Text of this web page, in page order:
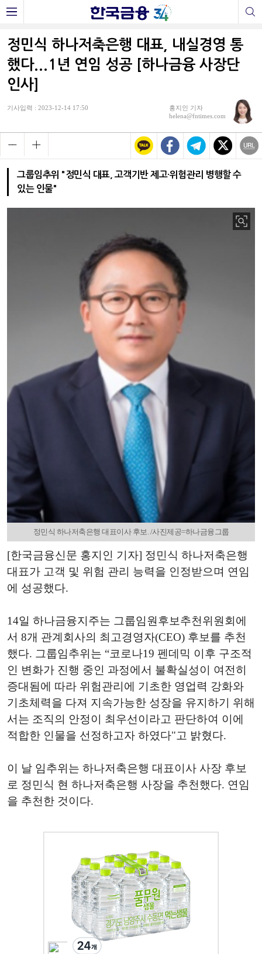
정민식 하나저축은행 대표, 내실경영 통
했다...1년 연임 성공 [하나금융 사장단
인사]
기사입력 : 2023-12-14 17:50
홍지인 기자
helena@fntimes.com
그룹임추위 "정민식 대표, 고객기반 제고·위험관리 병행할 수
있는 인물"
정민식 하나저축은행 대표이사 후보. /사진제공=하나금융그룹
[한국금융신문 홍지인 기자] 정민식 하나저축은행
대표가 고객 및 위험 관리 능력을 인정받으며 연임
에 성공했다.
14일 하나금융지주는 그룹임원후보추천위원회에
서 8개 관계회사의 최고경영자(CEO) 후보를 추천
했다. 그룹임추위는 “코로나19 펜데믹 이후 구조적
인 변화가 진행 중인 과정에서 불확실성이 여전히
증대됨에 따라 위험관리에 기초한 영업력 강화와
기초체력을 다져 지속가능한 성장을 유지하기 위해
서는 조직의 안정이 최우선이라고 판단하여 이에
적합한 인물을 선정하고자 하였다"고 밝혔다.
이 날 임추위는 하나저축은행 대표이사 사장 후보
로 정민식 현 하나저축은행 사장을 추천했다. 연임
을 추천한 것이다.